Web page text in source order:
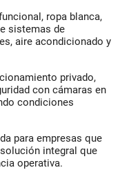
ropa blanca,
sistemas de
aire acondicionado y
privado,
con cámaras en
condiciones
para empresas que
integral que
operativa.